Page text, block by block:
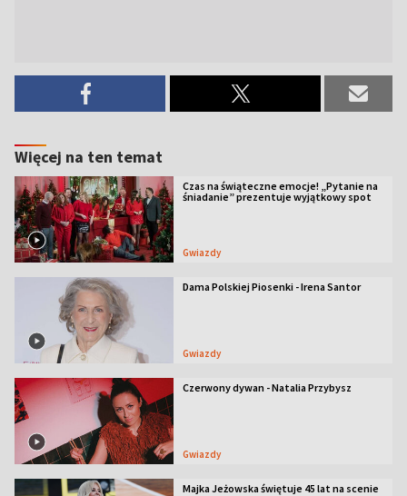
Więcej na ten temat
Czas na świąteczne emocje! „Pytanie na
śniadanie” prezentuje wyjątkowy spot
Gwiazdy
Dama Polskiej Piosenki - Irena Santor
Gwiazdy
Czerwony dywan - Natalia Przybysz
Gwiazdy
Majka Jeżowska świętuje 45 lat na scenie